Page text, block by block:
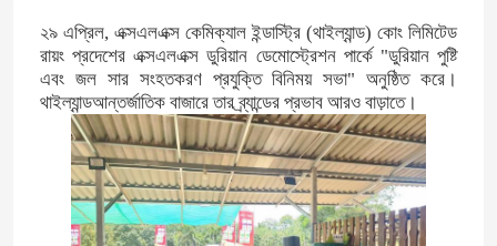
২৯ এপ্রিল, এক্সএলএক্স কেমিক্যাল ইন্ডাস্ট্রি (থাইল্যান্ড) কোং লিমিটেড
রায়ং প্রদেশের এক্সএলএক্স ডুরিয়ান ডেমোস্ট্রেশন পার্কে "ডুরিয়ান পুষ্টি
এবং জল সার সংহতকরণ প্রযুক্তি বিনিময় সভা" অনুষ্ঠিত করে।
থাইল্যান্ডআন্তর্জাতিক বাজারে তার ব্র্যান্ডের প্রভাব আরও বাড়াতে।